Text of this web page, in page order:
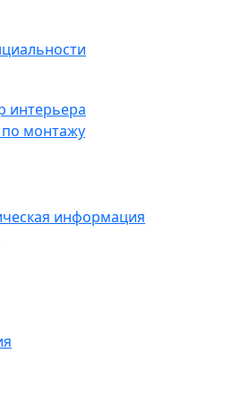
интерьера
монтажу
информация